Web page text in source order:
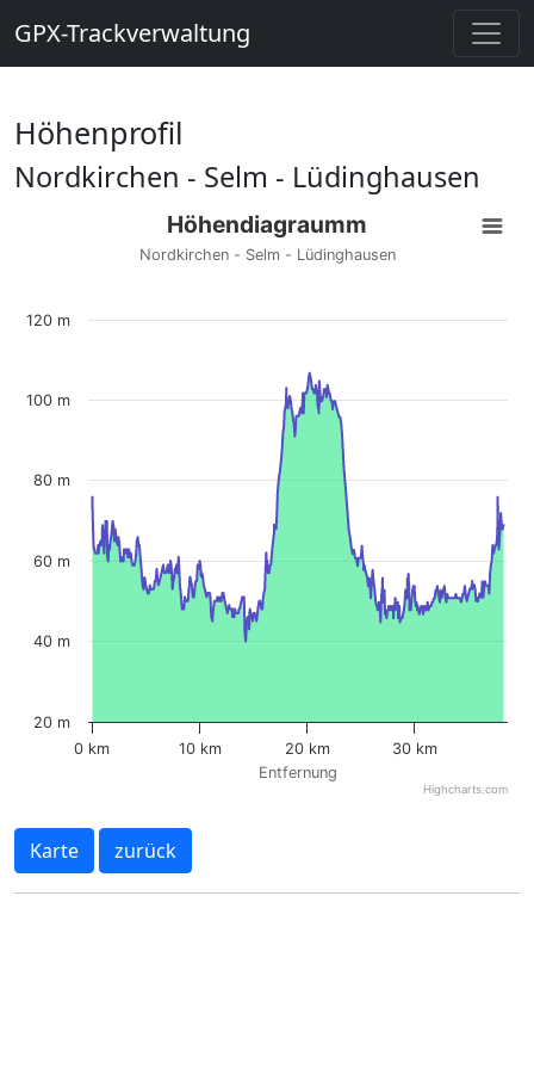
GPX-Trackverwaltung
Höhenprofil
Nordkirchen - Selm - Lüdinghausen
Entfernung
Höhendiagraumm
Nordkirchen - Selm - Lüdinghausen
0 km 10 km 20 km 30 km
20 m
40 m
60 m
80 m
100 m
120 m
Highcharts.com
Karte zurück